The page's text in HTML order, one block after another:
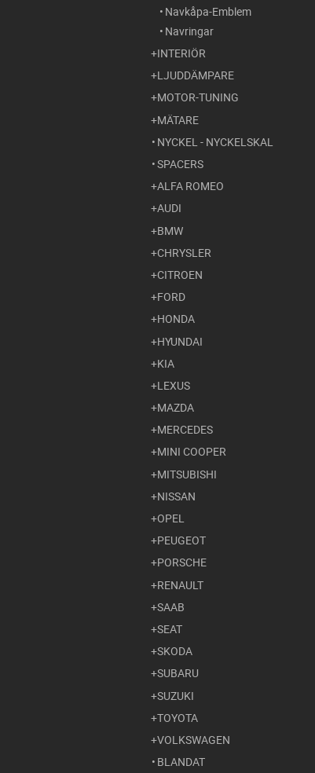
Navkåpa-Emblem
Navringar
INTERIÖR
LJUDDÄMPARE
MOTOR-TUNING
MÄTARE
NYCKEL - NYCKELSKAL
SPACERS
ALFA ROMEO
AUDI
BMW
CHRYSLER
CITROEN
FORD
HONDA
HYUNDAI
KIA
LEXUS
MAZDA
MERCEDES
MINI COOPER
MITSUBISHI
NISSAN
OPEL
PEUGEOT
PORSCHE
RENAULT
SAAB
SEAT
SKODA
SUBARU
SUZUKI
TOYOTA
VOLKSWAGEN
BLANDAT